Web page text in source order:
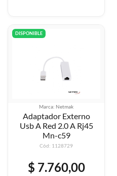
DISPONIBLE
Marca: Netmak
Adaptador Externo
Usb A Red 2.0 A Rj45
Mn-c59
Cód: 1128729
$ 7.760,00